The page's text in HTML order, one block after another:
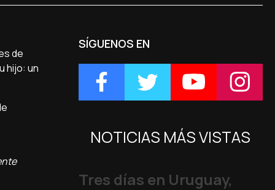
de
hijo: un
SÍGUENOS EN
NOTICIAS MÁS VISTAS
Tres días en Uruguay,